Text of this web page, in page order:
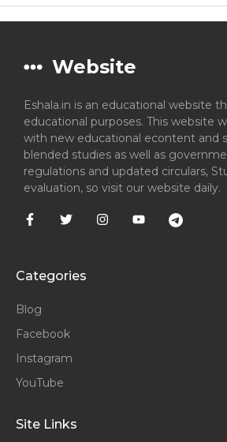
Website
Eshala.in is an educational website
educational purposes. This website
with new educational econtent and
blended studies as well as
regulations and updated circulars,
evaluation, so visit our website daily.
Categories
Blog
Facebook
Instagram
YouTube
Site Links